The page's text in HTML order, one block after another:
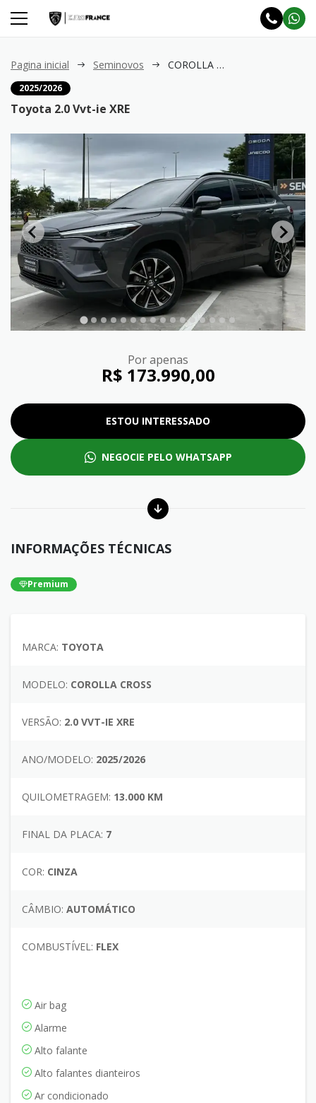
Pagina inicial Seminovos COROLLA CROSS 2.0 Vvt-ie XRE
2025/2026
Toyota 2.0 Vvt-ie XRE
Por apenas
R$ 173.990,00
ESTOU INTERESSADO
NEGOCIE PELO WHATSAPP
INFORMAÇÕES TÉCNICAS
Premium
MARCA: TOYOTA
MODELO: COROLLA CROSS
VERSÃO: 2.0 VVT-IE XRE
ANO/MODELO: 2025/2026
QUILOMETRAGEM: 13.000 KM
FINAL DA PLACA: 7
COR: CINZA
CÂMBIO: AUTOMÁTICO
COMBUSTÍVEL: FLEX
Air bag
Alarme
Alto falante
Alto falantes dianteiros
Ar condicionado